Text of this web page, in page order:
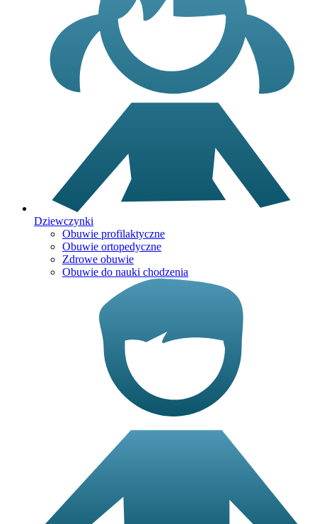
Dziewczynki
Obuwie profilaktyczne
Obuwie ortopedyczne
Zdrowe obuwie
Obuwie do nauki chodzenia